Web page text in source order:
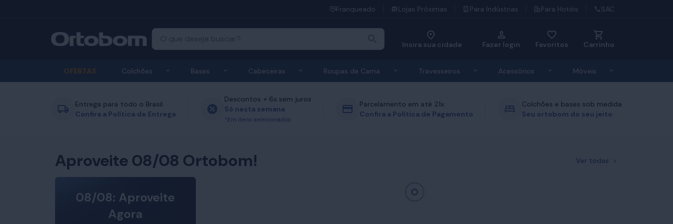
Franqueado Lojas Próximas Para Indústrias Para Hotéis SAC
Insira sua cidade Fazer login Favoritos Carrinho
OFERTAS Colchões Exibir submenu de Colchões
Bases Exibir submenu de Bases
Cabeceiras Exibir submenu de Cabeceiras
Roupas de Cama Exibir submenu de Roupas de Cama
Travesseiros Exibir submenu de Travesseiros
Acessórios Exibir submenu de Acessórios
Móveis
Entrega para todo o Brasil
Confira a Política de Entrega
Descontos + 6x sem juros
Só nesta semana
*Em itens selecionados
Parcelamento em até 21x
Confira a Política de Pagamento
Colchões e bases sob medida
Seu ortobom do seu jeito
Aproveite 08/08 Ortobom! Ver todas
08/08: Aproveite
Agora